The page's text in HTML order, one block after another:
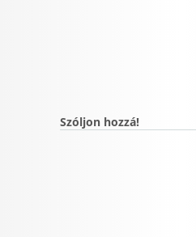
Szóljon hozzá!